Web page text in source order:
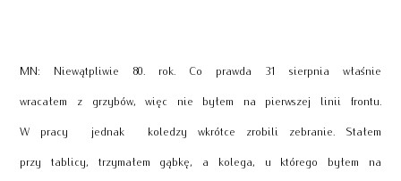
MN: Niewątpliwie 80. rok. Co prawda 31 sierpnia właśnie
wracałem z grzybów, więc nie byłem na pierwszej linii frontu.
W pracy jednak koledzy wkrótce zrobili zebranie. Stałem
przy tablicy, trzymałem gąbkę, a kolega, u którego byłem na